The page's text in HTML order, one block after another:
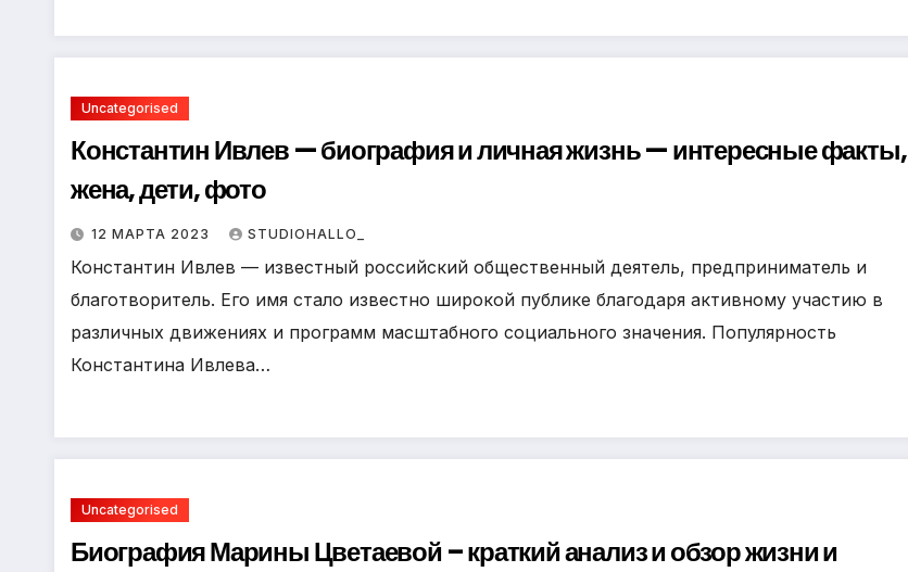
Uncategorised
Константин Ивлев — биография и личная жизнь — интересные факты,
жена, дети, фото
12 МАРТА 2023 STUDIOHALLO_
Константин Ивлев — известный российский общественный деятель, предприниматель и
благотворитель. Его имя стало известно широкой публике благодаря активному участию в
различных движениях и программ масштабного социального значения. Популярность
Константина Ивлева…
Uncategorised
Биография Марины Цветаевой – краткий анализ и обзор жизни и